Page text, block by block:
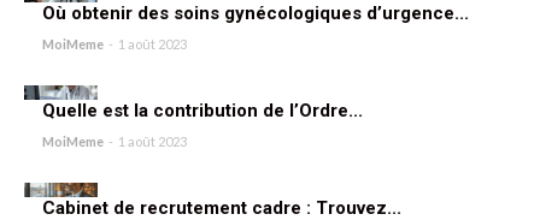
Où obtenir des soins gynécologiques d’urgence...
MoiMeme - 1 août 2023
Quelle est la contribution de l’Ordre...
MoiMeme - 1 août 2023
Cabinet de recrutement cadre : Trouvez...